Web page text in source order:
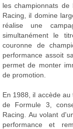
les championnats
Racing, il domine
réalise une
simultanément le
couronne de
performance assoit
permet de monter
de promotion.
En 1988, il accède
de Formule 3,
Racing. Au volant
performance et